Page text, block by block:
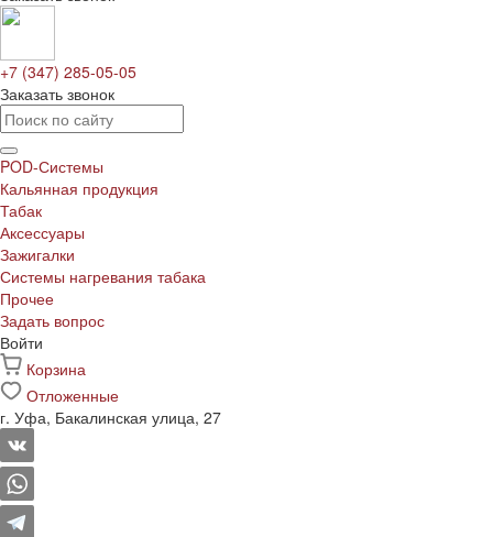
+7 (347) 285-05-05
Заказать звонок
POD-Системы
Кальянная продукция
Табак
Аксессуары
Зажигалки
Системы нагревания табака
Прочее
Задать вопрос
Войти
Корзина
Отложенные
г. Уфа, Бакалинская улица, 27